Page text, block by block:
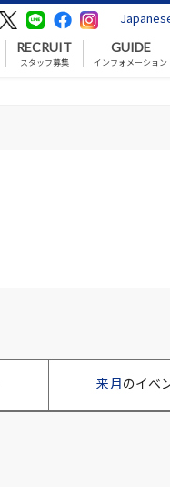
RECRUIT
スタッフ募集
GUIDE
インフォメーション
来月のイベ